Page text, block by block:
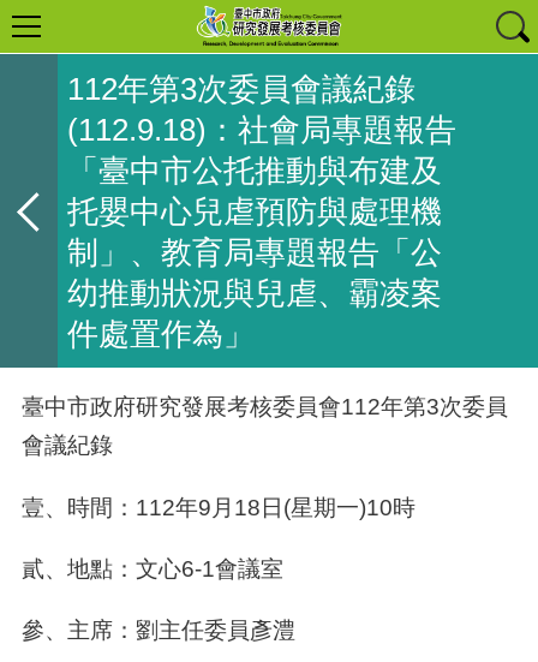
112年第3次委員會議紀錄
(112.9.18)：社會局專題報告
「臺中市公托推動與布建及
托嬰中心兒虐預防與處理機
制」、教育局專題報告「公
幼推動狀況與兒虐、霸凌案
件處置作為」
臺中市政府研究發展考核委員會112年第3次委員
會議紀錄
壹、時間：112年9月18日(星期一)10時
貳、地點：文心6-1會議室
參、主席：劉主任委員彥澧